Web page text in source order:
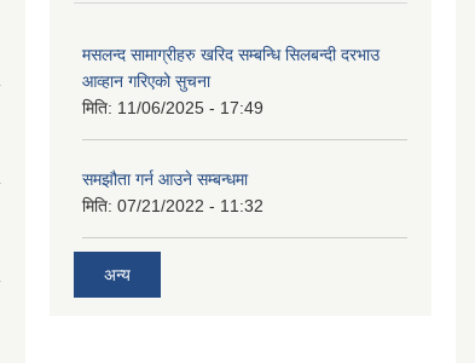
मसलन्द सामाग्रीहरु खरिद सम्बन्धि सिलबन्दी दरभाउ
आव्हान गरिएको सुचना
मिति: 11/06/2025 - 17:49
समझौता गर्न आउने सम्बन्धमा
मिति: 07/21/2022 - 11:32
अन्य